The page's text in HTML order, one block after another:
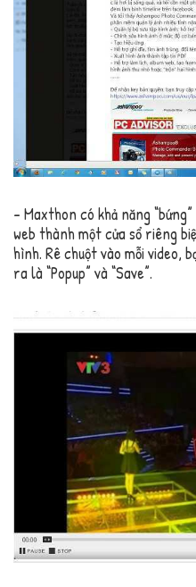
– Maxthon có khả năng
web thành một cửa sổ riêng
hình. Rê chuột vào mỗi video,
ra là “Popup” và “Save”.